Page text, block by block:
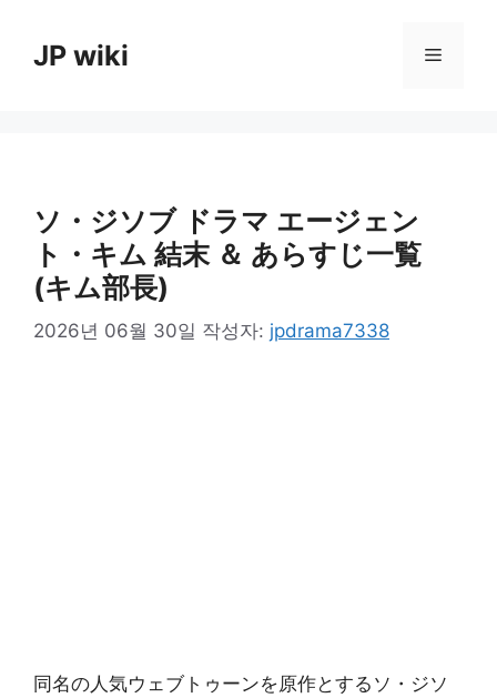
JP wiki 메
ソ・ジソブ ドラマ エージェン
ト・キム 結末 ＆ あらすじ一覧
(キム部長)
2026년 06월 30일 작성자: jpdrama7338
同名の人気ウェブトゥーンを原作とするソ・ジソ